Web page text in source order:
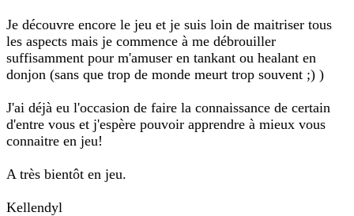
Je découvre encore le jeu et je suis loin de maitriser tous
les aspects mais je commence à me débrouiller
suffisamment pour m'amuser en tankant ou healant en
donjon (sans que trop de monde meurt trop souvent ;) )
J'ai déjà eu l'occasion de faire la connaissance de certain
d'entre vous et j'espère pouvoir apprendre à mieux vous
connaitre en jeu!
A très bientôt en jeu.
Kellendyl